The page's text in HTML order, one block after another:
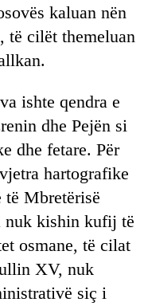
kaluan nën
të cilët themeluan
ishte qendra e
dhe Pejën si
dhe fetare. Për
hartografike
të Mbretërisë
nuk kishin kufij të
osmane, të cilat
XV, nuk
siç i